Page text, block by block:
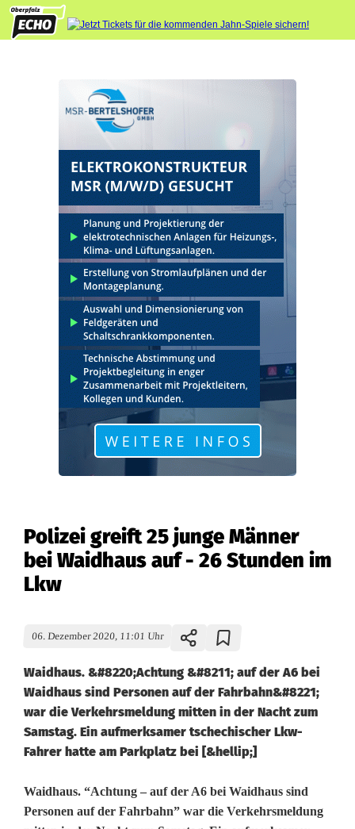
Polizei greift 25 junge Männer
bei Waidhaus auf - 26 Stunden im
Lkw
06. Dezember 2020, 11:01 Uhr
Waidhaus. &#8220;Achtung &#8211; auf der A6 bei
Waidhaus sind Personen auf der Fahrbahn&#8221;
war die Verkehrsmeldung mitten in der Nacht zum
Samstag. Ein aufmerksamer tschechischer Lkw-
Fahrer hatte am Parkplatz bei [&hellip;]
P
Waidhaus. “Achtung – auf der A6 bei Waidhaus sind
Personen auf der Fahrbahn” war die Verkehrsmeldung